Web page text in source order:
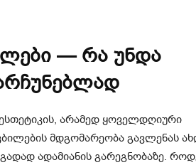
— რა უნდა
არამედ ყოველდღიური
მდგომარეობა გავლენას
ადამიანის გარეგნობაზე.